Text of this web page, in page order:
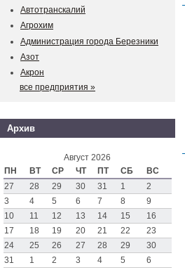
Автотранскалий
Агрохим
Администрация города Березники
Азот
Акрон
все предприятия »
Архив
Август 2026
ПН
ВТ СР ЧТ ПТ СБ
ВС
27
28 29 30 31 1
2
3
4 5 6 7 8
9
10
11 12 13 14 15
16
17
18 19 20 21 22
23
24
25 26 27 28 29
30
31
1 2 3 4 5 6